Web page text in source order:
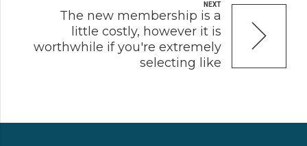
NEXT
The new membership is a
little costly, however it is
worthwhile if you're extremely
selecting like